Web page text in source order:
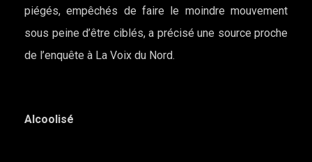
piégés, empêchés de faire le moindre mouvement
sous peine d’être ciblés, a précisé une source proche
de l’enquête à La Voix du Nord.
Alcoolisé